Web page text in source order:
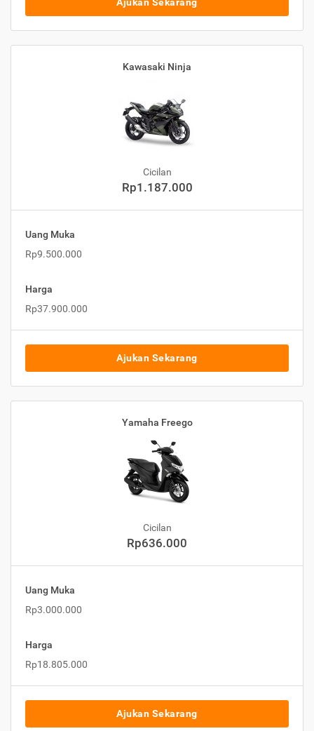
Ajukan Sekarang
Kawasaki Ninja
Cicilan
Rp1.187.000
Uang Muka
Rp9.500.000
Harga
Rp37.900.000
Ajukan Sekarang
Yamaha Freego
Cicilan
Rp636.000
Uang Muka
Rp3.000.000
Harga
Rp18.805.000
Ajukan Sekarang